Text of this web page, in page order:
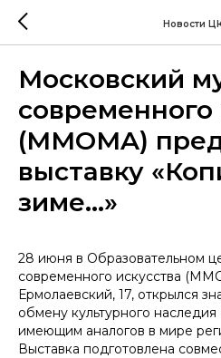
Новости
Московский
современного
(MMOMA)
выставку
зиме…»
28 июня в Образовательном
современного искусства
Ермолаевский, 17, открылся
обмену культурного
имеющим аналогов в мире
Выставка подготовлена